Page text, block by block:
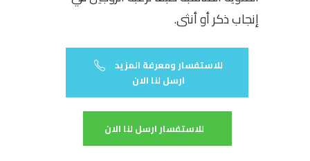
إنجاب ذكر أو أنثى.
للاستفسار ومعرفة المزيد
ارسل لنا الان
للاستفسار ارسل لنا الان